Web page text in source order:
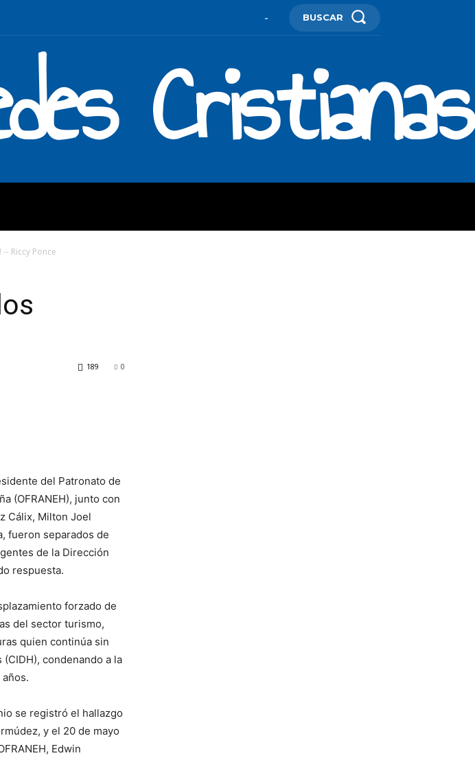
- BUSCAR
Cristianas
Riccy Ponce
0
189
del Patronato de
(OFRANEH), junto con
Cálix, Milton Joel
fueron separados de
de la Dirección
respuesta.
forzado de
del sector turismo,
quien continúa sin
condenando a la
se registró el hallazgo
y el 20 de mayo
Edwin